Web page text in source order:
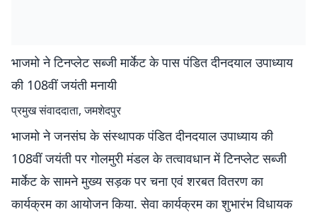
भाजमो ने टिनप्लेट सब्जी मार्केट के पास पंडित दीनदयाल उपाध्याय
की 108वीं जयंती मनायी
प्रमुख संवाददाता, जमशेदपुर
भाजमो ने जनसंघ के संस्थापक पंडित दीनदयाल उपाध्याय की
108वीं जयंती पर गोलमुरी मंडल के तत्वावधान में टिनप्लेट सब्जी
मार्केट के सामने मुख्य सड़क पर चना एवं शरबत वितरण का
कार्यक्रम का आयोजन किया. सेवा कार्यक्रम का शुभारंभ विधायक